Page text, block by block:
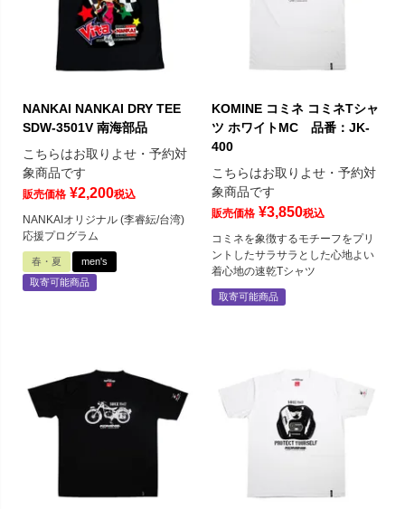
NANKAI NANKAI DRY TEE
SDW-3501V 南海部品
こちらはお取りよせ・予約対
象商品です
販売価格 ¥2,200税込
NANKAIオリジナル (李睿紜/台湾)
応援プログラム
春・夏
men's
取寄可能商品
KOMINE コミネ コミネTシャ
ツ ホワイトMC 品番：JK-
400
こちらはお取りよせ・予約対
象商品です
販売価格 ¥3,850税込
コミネを象徴するモチーフをプリ
ントしたサラサラとした心地よい
着心地の速乾Tシャツ
取寄可能商品